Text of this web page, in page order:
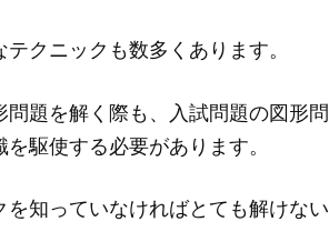
クニックも数多くあります。
問題を解く際も、入試問題の図形
駆使する必要があります。
を知っていなければとても解けな